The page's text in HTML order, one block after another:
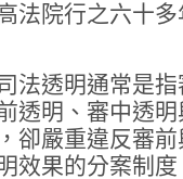
法院行之六十
法透明通常是
透明、審中透
卻嚴重違反審
效果的分案制